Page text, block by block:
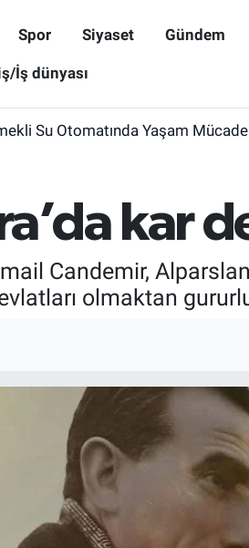
Spor Siyaset Gündem
İş dünyası
Su Otomatında Yaşam
kar
Candemir,
olmaktan